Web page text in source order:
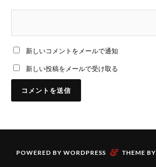
新しいコメントをメールで通知
新しい投稿をメールで受け取る
POWERED BY WORDPRESS & THEME BY